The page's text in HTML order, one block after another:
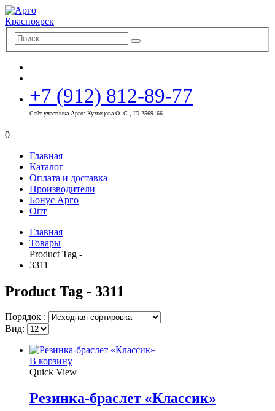
+7 (912) 812-89-77
Сайт участника Арго: Кузнецова О. С., ID 2569166
0
Главная
Каталог
Оплата и доставка
Производители
Бонус Арго
Опт
Главная
Товары
Product Tag -
3311
Product Tag - 3311
Порядок :
Вид:
В корзину
Quick View
Резинка-браслет «Классик»